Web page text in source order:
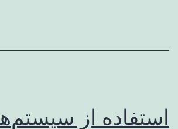
استفاده از